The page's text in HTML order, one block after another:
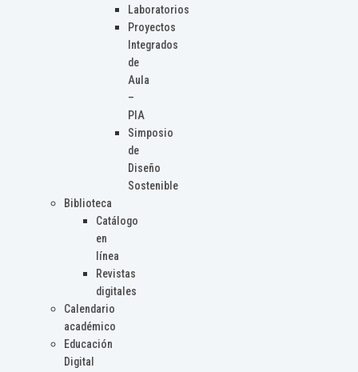
Laboratorios
Proyectos
Integrados
de
Aula
–
PIA
Simposio
de
Diseño
Sostenible
Biblioteca
Catálogo
en
línea
Revistas
digitales
Calendario
académico
Educación
Digital